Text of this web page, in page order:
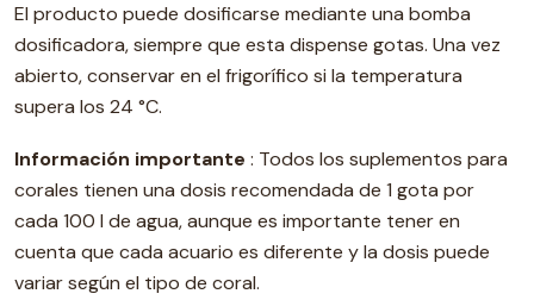
El producto puede dosificarse mediante una bomba
dosificadora, siempre que esta dispense gotas. Una vez
abierto, conservar en el frigorífico si la temperatura
supera los 24 °C.
Información importante : Todos los suplementos para
corales tienen una dosis recomendada de 1 gota por
cada 100 l de agua, aunque es importante tener en
cuenta que cada acuario es diferente y la dosis puede
variar según el tipo de coral.